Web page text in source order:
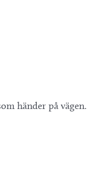
händer på vägen.